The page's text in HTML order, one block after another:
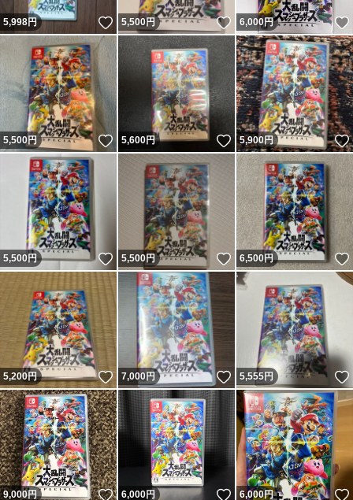
5,998円 いいね！
5,500円 いいね！
6,000円
5,500円 いいね！
5,600円 いいね！
5,900円
5,500円 いいね！
5,500円 いいね！
6,500円
5,200円 いいね！
7,000円 いいね！
5,555円
9,000円 いいね！
6,000円 いいね！
6,000円